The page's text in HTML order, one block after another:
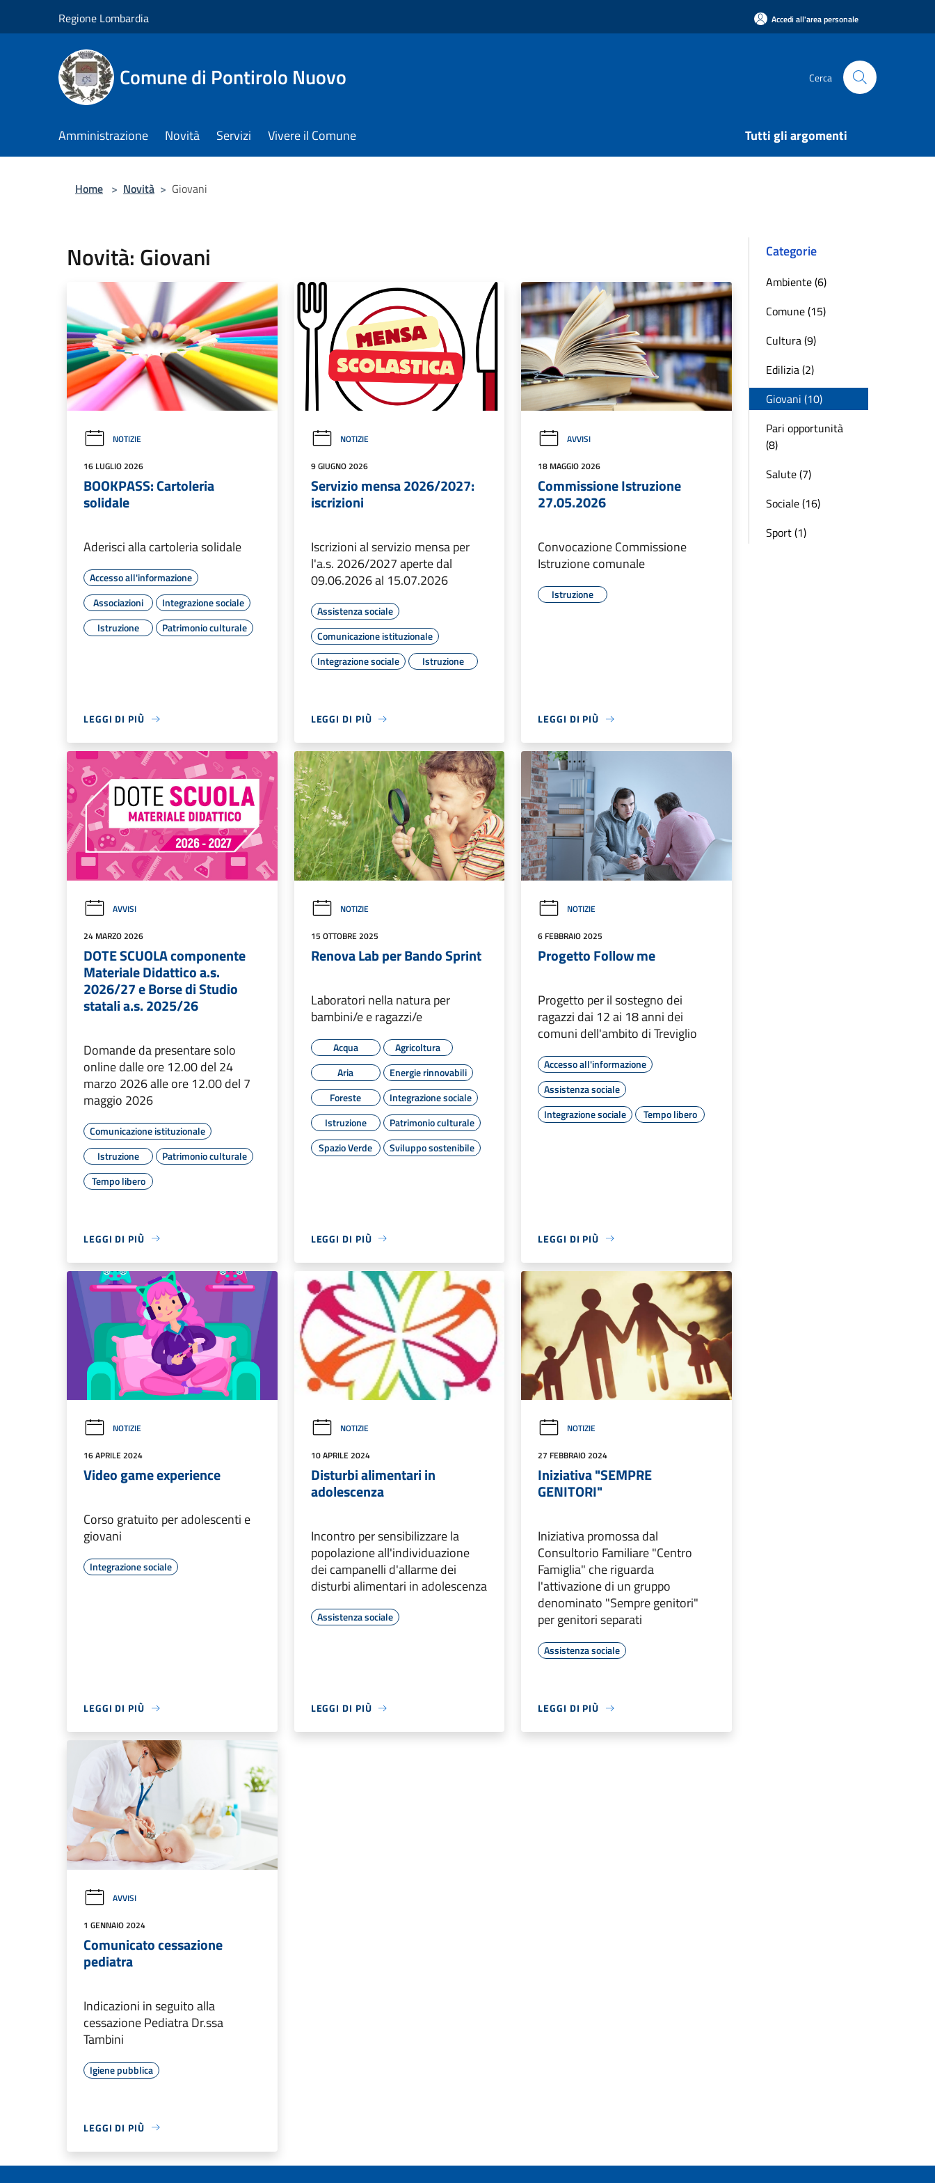
Regione Lombardia Accedi all'area personale
Comune di Pontirolo Nuovo Cerca
Amministrazione Novità Servizi Vivere il Comune Tutti gli argomenti
Home > Novità > Giovani
Novità: Giovani
NOTIZIE
16 LUGLIO 2026
BOOKPASS: Cartoleria
solidale
Aderisci alla cartoleria solidale
Accesso all'informazione
Associazioni
Integrazione sociale
Istruzione
Patrimonio culturale
LEGGI DI PIÙ
NOTIZIE
9 GIUGNO 2026
Servizio mensa 2026/2027:
iscrizioni
Iscrizioni al servizio mensa per
l'a.s. 2026/2027 aperte dal
09.06.2026 al 15.07.2026
Assistenza sociale
Comunicazione istituzionale
Integrazione sociale
Istruzione
LEGGI DI PIÙ
AVVISI
18 MAGGIO 2026
Commissione Istruzione
27.05.2026
Convocazione Commissione
Istruzione comunale
Istruzione
LEGGI DI PIÙ
AVVISI
24 MARZO 2026
DOTE SCUOLA componente
Materiale Didattico a.s.
2026/27 e Borse di Studio
statali a.s. 2025/26
Domande da presentare solo
online dalle ore 12.00 del 24
marzo 2026 alle ore 12.00 del 7
maggio 2026
Comunicazione istituzionale
Istruzione
Patrimonio culturale
Tempo libero
LEGGI DI PIÙ
NOTIZIE
15 OTTOBRE 2025
Renova Lab per Bando Sprint
Laboratori nella natura per
bambini/e e ragazzi/e
Acqua
Agricoltura
Aria
Energie rinnovabili
Foreste
Integrazione sociale
Istruzione
Patrimonio culturale
Spazio Verde
Sviluppo sostenibile
LEGGI DI PIÙ
NOTIZIE
6 FEBBRAIO 2025
Progetto Follow me
Progetto per il sostegno dei
ragazzi dai 12 ai 18 anni dei
comuni dell'ambito di Treviglio
Accesso all'informazione
Assistenza sociale
Integrazione sociale
Tempo libero
LEGGI DI PIÙ
NOTIZIE
16 APRILE 2024
Video game experience
Corso gratuito per adolescenti e
giovani
Integrazione sociale
LEGGI DI PIÙ
NOTIZIE
10 APRILE 2024
Disturbi alimentari in
adolescenza
Incontro per sensibilizzare la
popolazione all'individuazione
dei campanelli d'allarme dei
disturbi alimentari in adolescenza
Assistenza sociale
LEGGI DI PIÙ
NOTIZIE
27 FEBBRAIO 2024
Iniziativa "SEMPRE
GENITORI"
Iniziativa promossa dal
Consultorio Familiare "Centro
Famiglia" che riguarda
l'attivazione di un gruppo
denominato "Sempre genitori"
per genitori separati
Assistenza sociale
LEGGI DI PIÙ
AVVISI
1 GENNAIO 2024
Comunicato cessazione
pediatra
Indicazioni in seguito alla
cessazione Pediatra Dr.ssa
Tambini
Igiene pubblica
LEGGI DI PIÙ
Categorie
Ambiente (6)
Comune (15)
Cultura (9)
Edilizia (2)
Giovani (10)
Pari opportunità
(8)
Salute (7)
Sociale (16)
Sport (1)